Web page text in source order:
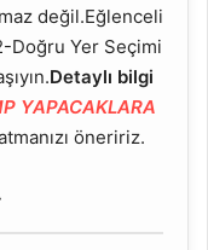
değil.Eğlenceli
Doğru Yer Seçimi
Detaylı bilgi
YAPACAKLARA
öneririz.